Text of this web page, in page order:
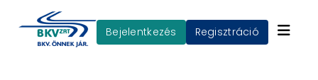
Bejelentkezés Regisztráció